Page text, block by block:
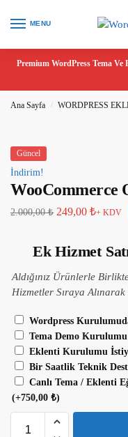
MENU
Premium WordPress Tema Ve
Ana Sayfa / WORDPRESS
Güncel
İndirim!
WooCommerce
2.000,00₺ 249,00 ₺+ KDV
Ek Hizmet
Aldığınız Ürünlerle
Hizmetler Sıraya
Wordpress
Tema Demo
Eklenti Kurulumu
Bir Saatlik Teknik
Canlı Tema / Eklenti
(+750,00 ₺)